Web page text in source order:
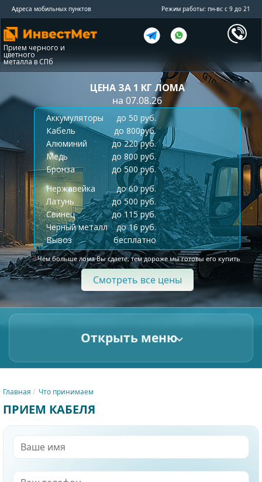
Адреса мобильных пунктов Режим работы: пн-вс с 9 до 21
Прием черного и
цветного
металла в СПб
ЦЕНА ЗА 1 КГ ЛОМА
на 07.08.26
Аккумуляторы
до 50 руб.
Кабель
до 800руб.
Алюминий
до 220 руб.
Медь
до 800 руб.
Бронза
до 500 руб.
Нержавейка
до 60 руб.
Латунь
до 500 руб.
Свинец
до 115 руб.
Черный металл
до 16 руб.
Вывоз
бесплатно
*Чем больше лома Вы сдаете, тем дороже мы готовы его купить
Смотреть все цены
Открыть меню
Главная Что принимаем
ПРИЕМ КАБЕЛЯ